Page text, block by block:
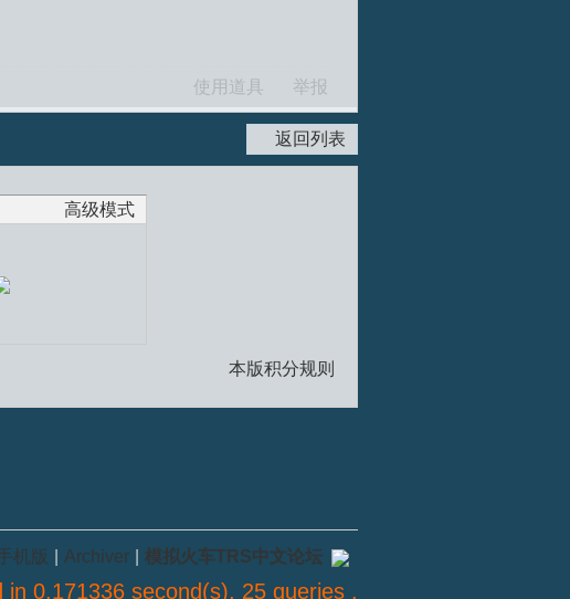
使用道具 举报
返回列表
高级模式
本版积分规则
机版 Archiver 模拟火车TRS中文论坛
in 0.171336 second(s), 25 queries .